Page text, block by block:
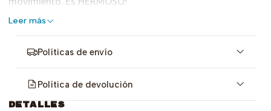
Leer más
Políticas de envío
Política de devolución
DETALLES